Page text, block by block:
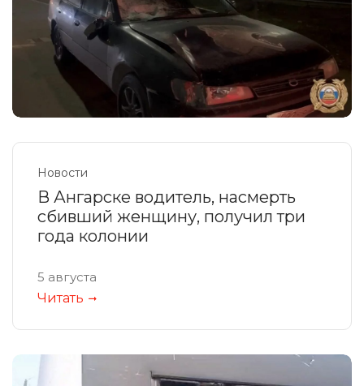
Новости
В Ангарске водитель, насмерть
сбивший женщину, получил три
года колонии
5 августа
Читать